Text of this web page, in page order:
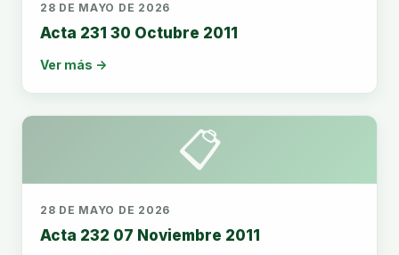
28 DE MAYO DE 2026
Acta 231 30 Octubre 2011
Ver más →
📋
28 DE MAYO DE 2026
Acta 232 07 Noviembre 2011